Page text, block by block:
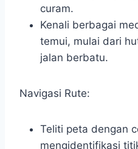
curam.
Kenali berbagai
temui, mulai dari
jalan berbatu.
Navigasi Rute:
Teliti peta dengan
mengidentifikasi